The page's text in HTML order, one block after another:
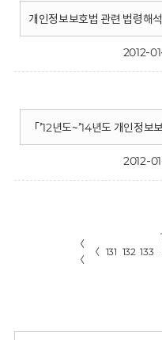
개인정보보호법 관련 법령해
2012-
「’12년도~’14년도 개인정보
2012-
〈
〈
〈 131 132 133